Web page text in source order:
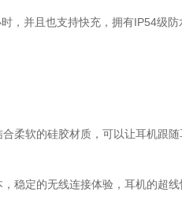
，并且也支持快充，拥有IP54级
柔软的硅胶材质，可以让耳机跟
稳定的无线连接体验，耳机的超